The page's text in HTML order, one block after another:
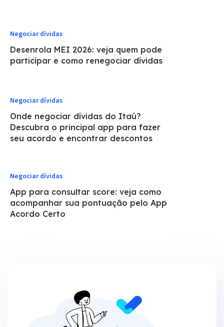
Negociar dívidas
Desenrola MEI 2026: veja quem pode
participar e como renegociar dívidas
Negociar dívidas
Onde negociar dívidas do Itaú?
Descubra o principal app para fazer
seu acordo e encontrar descontos
Negociar dívidas
App para consultar score: veja como
acompanhar sua pontuação pelo App
Acordo Certo